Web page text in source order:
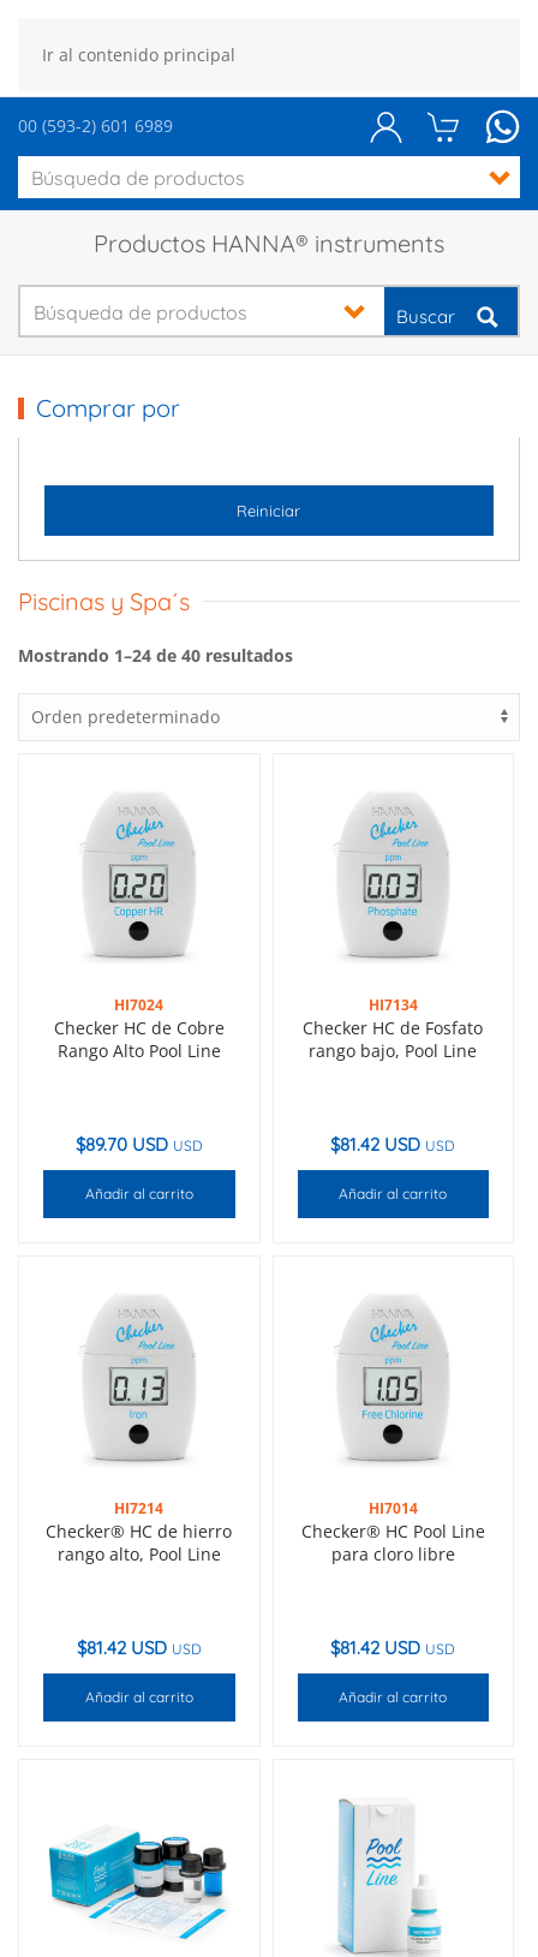
Ir al contenido principal
00 (593-2) 601 6989
Productos HANNA® instruments
Buscar
Comprar por
Reiniciar
Piscinas y Spa´s
Mostrando 1–24 de 40 resultados
HI7024
Checker HC de Cobre
Rango Alto Pool Line
$89.70 USD USD
Añadir al carrito
HI7134
Checker HC de Fosfato
rango bajo, Pool Line
$81.42 USD USD
Añadir al carrito
HI7214
Checker® HC de hierro
rango alto, Pool Line
$81.42 USD USD
Añadir al carrito
HI7014
Checker® HC Pool Line
para cloro libre
$81.42 USD USD
Añadir al carrito